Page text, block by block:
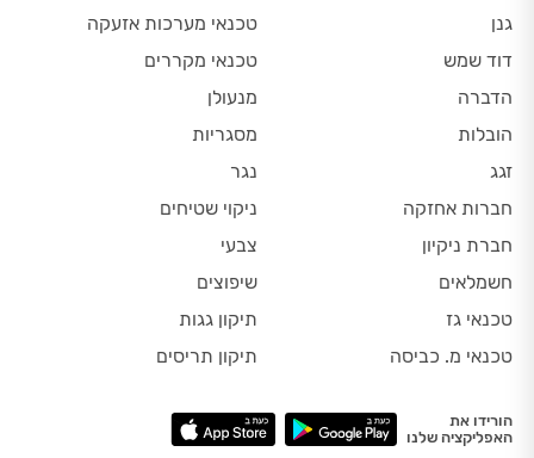
גנן
דוד שמש
הדברה
הובלות
זגג
חברות אחזקה
חברת ניקיון
חשמלאים
טכנאי גז
טכנאי מ. כביסה
טכנאי מערכות אזעקה
טכנאי מקררים
מנעולן
מסגריות
נגר
ניקוי שטיחים
צבעי
שיפוצים
תיקון גגות
תיקון תריסים
הורידו את
האפליקציה שלנו